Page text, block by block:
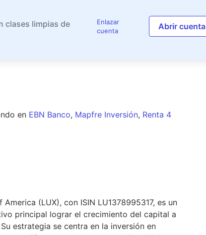
clases limpias de
Enlazar
cuenta
Abrir cuenta
en EBN Banco, Mapfre Inversión, Renta 4
(LUX), con ISIN LU1378995317, es un
principal lograr el crecimiento del capital a
estrategia se centra en la inversión en